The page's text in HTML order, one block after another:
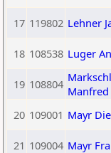
17 119802 Lehner
18 108538 Luger
19 108804 Manfred
20 109001 Mayr
21 109004 Mayr